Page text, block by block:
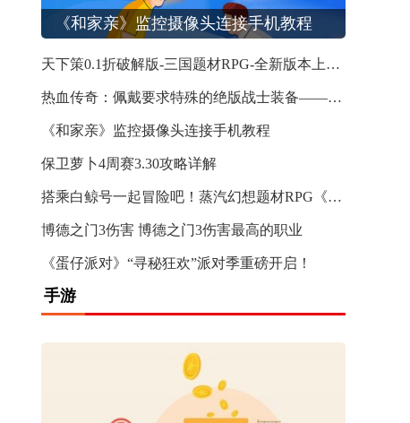
天下策0.1折破解版-三国题材RPG-全新版本上线，豪华福利等你来享！
热血传奇：佩戴要求特殊的绝版战士装备——天之黑铁头盔
《和家亲》监控摄像头连接手机教程
保卫萝卜4周赛3.30攻略详解
搭乘白鲸号一起冒险吧！蒸汽幻想题材RPG《空之要塞：启航》事前预约抽双人机票
博德之门3伤害 博德之门3伤害最高的职业
《蛋仔派对》“寻秘狂欢”派对季重磅开启！
手游